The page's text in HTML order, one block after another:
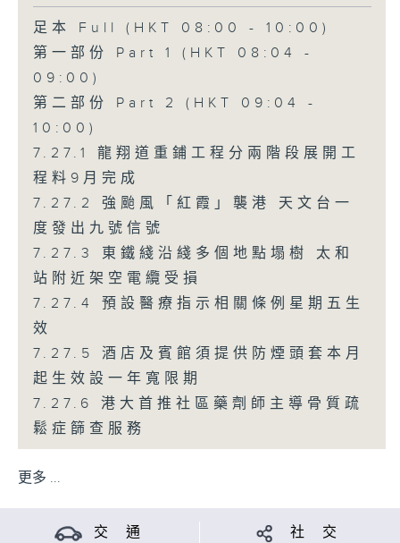
足本 Full (HKT 08:00 - 10:00)
第一部份 Part 1 (HKT 08:04 -
09:00)
第二部份 Part 2 (HKT 09:04 -
10:00)
7.27.1 龍翔道重鋪工程分兩階段展開工
程料9月完成
7.27.2 強颱風「紅霞」襲港 天文台一
度發出九號信號
7.27.3 東鐵綫沿綫多個地點塌樹 太和
站附近架空電纜受損
7.27.4 預設醫療指示相關條例星期五生
效
7.27.5 酒店及賓館須提供防煙頭套本月
起生效設一年寬限期
7.27.6 港大首推社區藥劑師主導骨質疏
鬆症篩查服務
更多 ...
交 通 社 交